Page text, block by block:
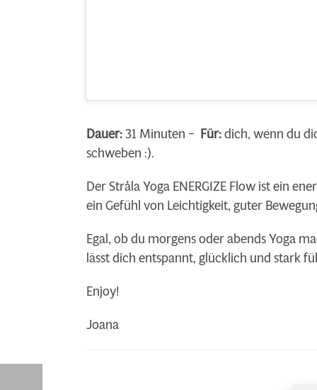
Dauer:31 Minuten – Für:dich, wenn du
schweben :).
Der Stråla Yoga ENERGIZE Flow ist ein
ein Gefühl von Leichtigkeit, guter
Egal, ob du morgens oder abends Yoga
lässt dich entspannt, glücklich und stark
Enjoy!
Joana